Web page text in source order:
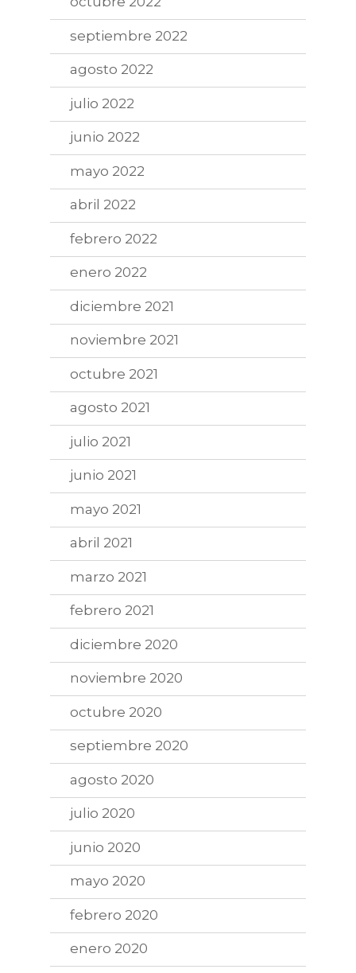
septiembre 2022
agosto 2022
julio 2022
junio 2022
mayo 2022
abril 2022
febrero 2022
enero 2022
diciembre 2021
noviembre 2021
octubre 2021
agosto 2021
julio 2021
junio 2021
mayo 2021
abril 2021
marzo 2021
febrero 2021
diciembre 2020
noviembre 2020
octubre 2020
septiembre 2020
agosto 2020
julio 2020
junio 2020
mayo 2020
febrero 2020
enero 2020